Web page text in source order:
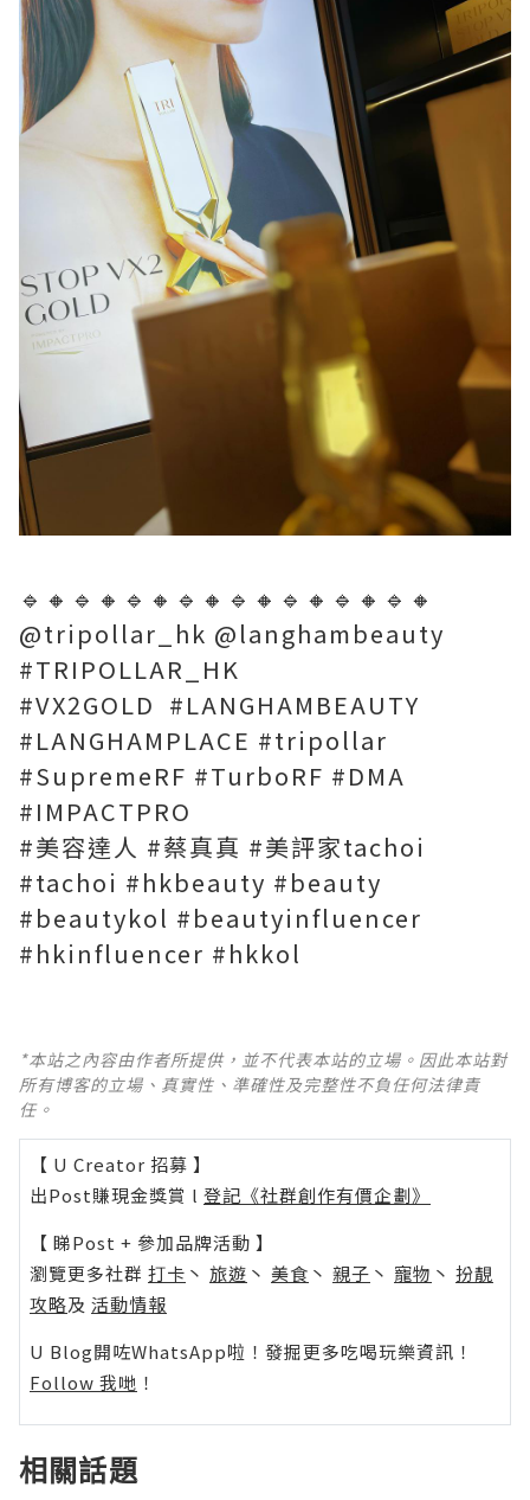
🔹🔸🔹🔸🔹🔸🔹🔸🔹🔸🔹🔸🔹🔸🔹🔸
@tripollar_hk @langhambeauty
#TRIPOLLAR_HK
#VX2GOLD #LANGHAMBEAUTY
#LANGHAMPLACE #tripollar
#SupremeRF #TurboRF #DMA
#IMPACTPRO
#美容達人 #蔡真真 #美評家tachoi
#tachoi #hkbeauty #beauty
#beautykol #beautyinfluencer
#hkinfluencer #hkkol
*本站之內容由作者所提供，並不代表本站的立場。因此本站對
所有博客的立場、真實性、準確性及完整性不負任何法律責
任。
【 U Creator 招募 】
出Post賺現金獎賞 l 登記《社群創作有價企劃》
【 睇Post + 參加品牌活動 】
瀏覽更多社群 打卡 丶 旅遊 丶 美食 丶 親子 丶 寵物 丶 扮靚
攻略及 活動情報
U Blog開咗WhatsApp啦！發掘更多吃喝玩樂資訊！
Follow 我哋 ！
相關話題